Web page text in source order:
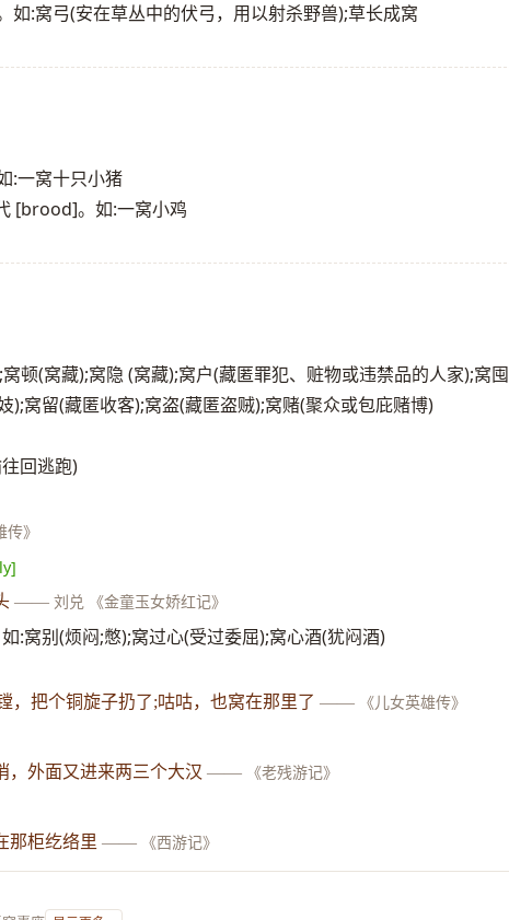
:窝弓(安在草丛中的伏弓，用以射杀野兽);草长成窝
:一窝十只小猪
[brood]。如:一窝小鸡
顿(窝藏);窝隐 (窝藏);窝户(藏匿罪犯、赃物或违禁品的人家);窝囤
);窝留(藏匿收客);窝盗(藏匿盗贼);窝赌(聚众或包庇赌博)
回逃跑)
传》
—— 刘兑 《金童玉女娇红记》
:窝别(烦闷;憋);窝过心(受过委屈);窝心酒(犹闷酒)
，把个铜旋子扔了;咕咕，也窝在那里了 —— 《儿女英雄传》
，外面又进来两三个大汉 —— 《老残游记》
那柜纥络里 —— 《西游记》